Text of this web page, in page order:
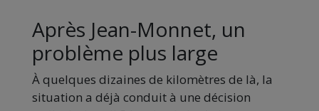
Après Jean-Monnet, un
problème plus large
À quelques dizaines de kilomètres de là, la
situation a déjà conduit à une décision